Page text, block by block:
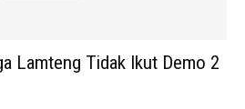
Lamteng Tidak Ikut Demo 2